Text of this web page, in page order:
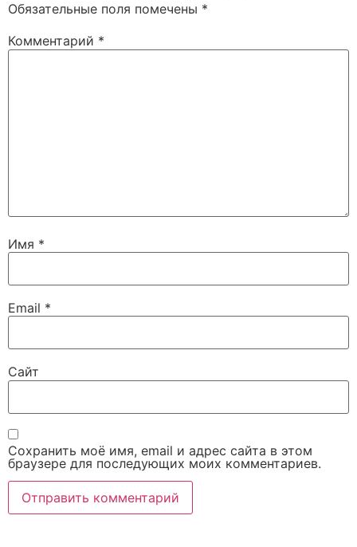
Обязательные поля помечены *
Комментарий *
Имя *
Email *
Сайт
Сохранить моё имя, email и адрес сайта в этом
браузере для последующих моих комментариев.